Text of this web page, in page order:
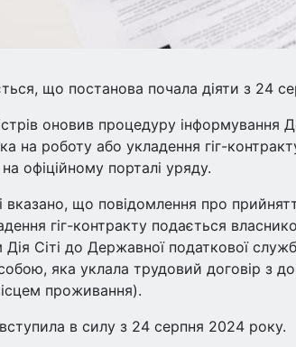
що постанова почала діяти з 24
оновив процедуру
на роботу або укладення гіг-
офіційному порталі уряду.
вказано, що повідомлення про
гіг-контракту подається
Сіті до Державної податкової
яка уклала трудовий договір з
проживання).
в силу з 24 серпня 2024 року.